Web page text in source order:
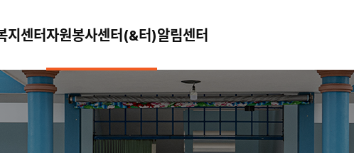
지센터자원봉사센터(&터)알림센터